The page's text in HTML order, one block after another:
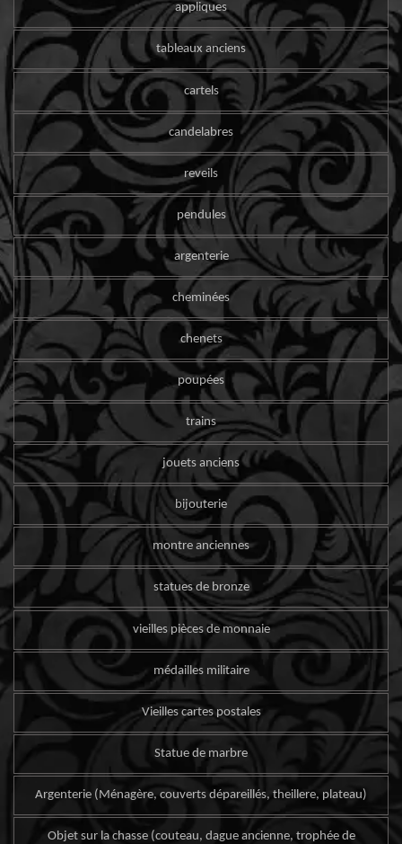
appliques
tableaux anciens
cartels
candelabres
reveils
pendules
argenterie
cheminées
chenets
poupées
trains
jouets anciens
bijouterie
montre anciennes
statues de bronze
vieilles pièces de monnaie
médailles militaire
Vieilles cartes postales
Statue de marbre
Argenterie (Ménagère, couverts dépareillés, theillere, plateau)
Objet sur la chasse (couteau, dague ancienne, trophée de